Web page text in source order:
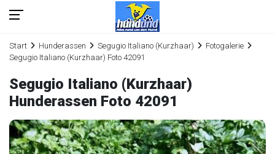
Start Hunderassen Segugio Italiano (Kurzhaar)
Fotogalerie
Segugio Italiano (Kurzhaar) Foto 42091
Segugio Italiano (Kurzhaar)
Hunderassen Foto 42091